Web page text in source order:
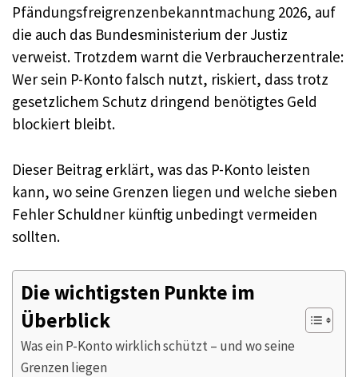
Pfändungsfreigrenzenbekanntmachung 2026, auf
die auch das Bundesministerium der Justiz
verweist. Trotzdem warnt die Verbraucherzentrale:
Wer sein P-Konto falsch nutzt, riskiert, dass trotz
gesetzlichem Schutz dringend benötigtes Geld
blockiert bleibt.
Dieser Beitrag erklärt, was das P-Konto leisten
kann, wo seine Grenzen liegen und welche sieben
Fehler Schuldner künftig unbedingt vermeiden
sollten.
Die wichtigsten Punkte im
Überblick
Was ein P-Konto wirklich schützt – und wo seine
Grenzen liegen